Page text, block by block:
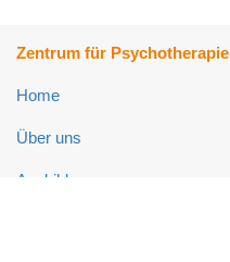
Zentrum für Psychotherapie
Home
Über uns
Ausbildung